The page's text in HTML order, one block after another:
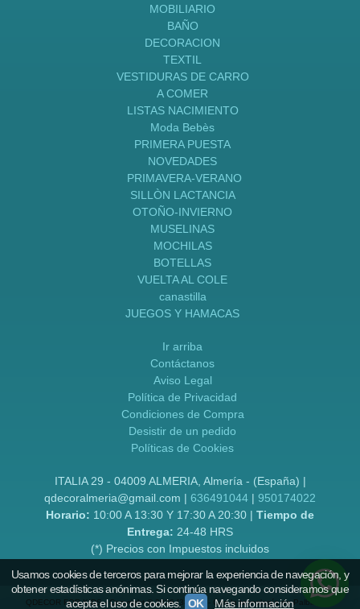
MOBILIARIO
BAÑO
DECORACION
TEXTIL
VESTIDURAS DE CARRO
A COMER
LISTAS NACIMIENTO
Moda Bebès
PRIMERA PUESTA
NOVEDADES
PRIMAVERA-VERANO
SILLÒN LACTANCIA
OTOÑO-INVIERNO
MUSELINAS
MOCHILAS
BOTELLAS
VUELTA AL COLE
canastilla
JUEGOS Y HAMACAS
Ir arriba
Contáctanos
Aviso Legal
Política de Privacidad
Condiciones de Compra
Desistir de un pedido
Políticas de Cookies
ITALIA 29 - 04009 ALMERIA, Almería - (España) |
qdecoralmeria@gmail.com | 636491044 | 950174022
Horario: 10:00 A 13:30 Y 17:30 A 20:30 | Tiempo de
Entrega: 24-48 HRS
(*) Precios con Impuestos incluidos
QDECOR FOR KIDS- Copyright © 2026 [38760] - Con la tecnología de Palbin.com
Usamos cookies de terceros para mejorar la experiencia de navegación, y
obtener estadísticas anónimas. Si continúa navegando consideramos que
acepta el uso de cookies.
OK Más información